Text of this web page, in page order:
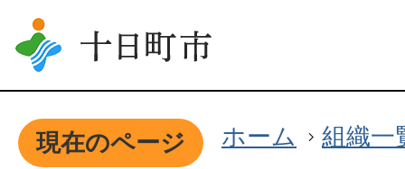
現在のページ ホーム 組織一